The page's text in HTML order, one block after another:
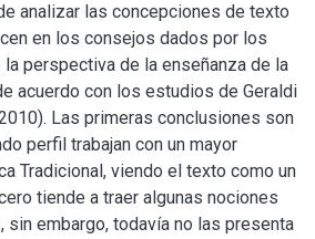
analizar las concepciones de texto
en los consejos dados por los
perspectiva de la enseñanza de la
acuerdo con los estudios de Geraldi
Las primeras conclusiones son
perfil trabajan con un mayor
Tradicional, viendo el texto como un
tiende a traer algunas nociones
embargo, todavía no las presenta